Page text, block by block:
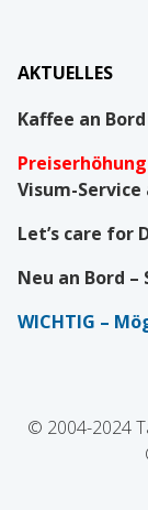
AKTUELLES
Kaffee an Bord
Preiserhöhung
Visum-Service
Let’s care for
Neu an Bord
WICHTIG –
© 2004-2024